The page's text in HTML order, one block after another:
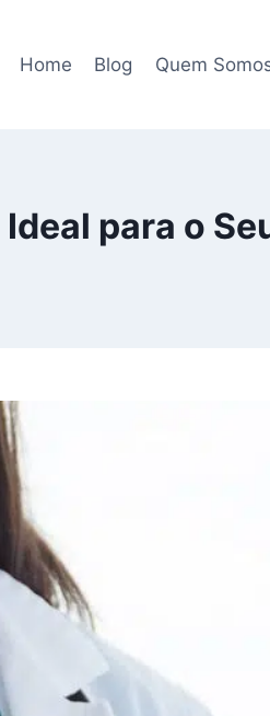
Home Blog Quem
para o